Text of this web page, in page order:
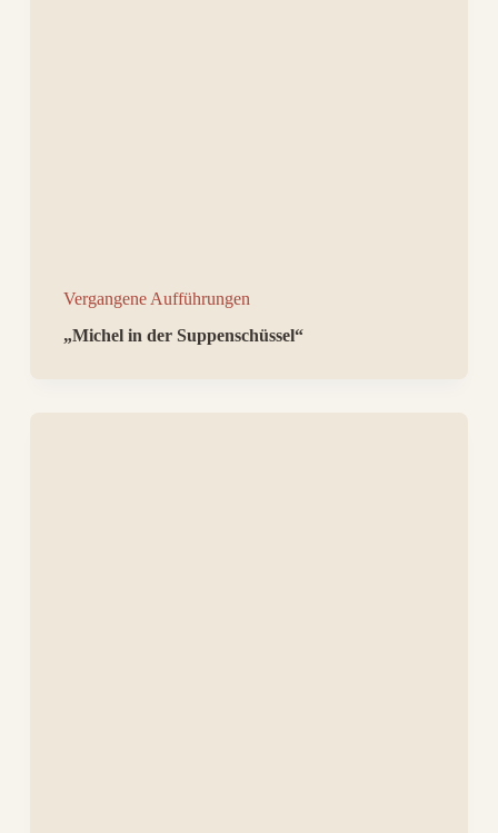
Vergangene Aufführungen
„Michel in der Suppenschüssel“